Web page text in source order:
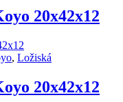
20x42x12
, Ložiská
20x42x12